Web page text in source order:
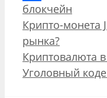
Отправить
Рубрики
блокчейн
Навигация
записи
Крипто-монета
рынка?
Криптовалюта
Уголовный